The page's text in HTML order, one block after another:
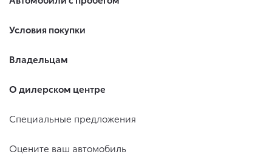
Условия покупки
Владельцам
О дилерском центре
Специальные предложения
Оцените ваш автомобиль